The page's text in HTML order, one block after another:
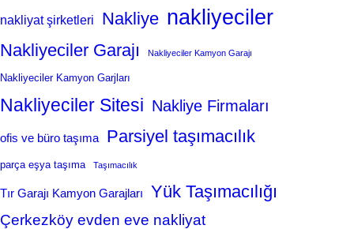
nakliyat şirketleri Nakliye nakliyeciler
Nakliyeciler Garajı Nakliyeciler Kamyon Garajı
Nakliyeciler Kamyon Garjları
Nakliyeciler Sitesi Nakliye Firmaları
ofis ve büro taşıma Parsiyel taşımacılık
parça eşya taşıma Taşımacılık
Tır Garajı Kamyon Garajları Yük Taşımacılığı
Çerkezköy evden eve nakliyat